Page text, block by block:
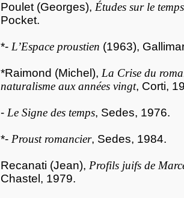
Poulet (Georges), Études sur le
Pocket.
*- L’Espace proustien (1963),
*Raimond (Michel), La Crise du
naturalisme aux années vingt, Corti,
- Le Signe des temps, Sedes, 1976.
*- Proust romancier, Sedes, 1984.
Recanati (Jean), Profils juifs de
Chastel, 1979.